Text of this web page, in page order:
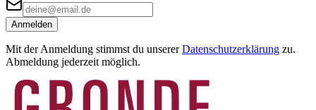
Anmelden
Mit der Anmeldung stimmst du unserer Datenschutzerklärung zu.
Abmeldung jederzeit möglich.